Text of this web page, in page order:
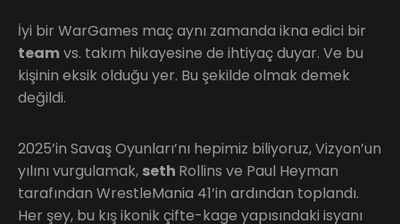
İyi bir WarGames maç aynı zamanda ikna edici bir
teamvs. takım hikayesine de ihtiyaç duyar. Ve bu
kişinin eksik olduğu yer. Bu şekilde olmak demek
değildi.
2025’in Savaş Oyunları’nı hepimiz biliyoruz, Vizyon’un
yılını vurgulamak, seth Rollins ve Paul Heyman
tarafından WrestleMania 41’in ardından toplandı.
Her şey, bu kış ikonik çifte-kage yapısındaki isyanı